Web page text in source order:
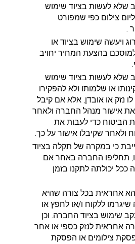
שלא לעשות בציוד שימוש
צילום כפי שמפורט
.
ויעשה שימוש בציוד או
בהצעת המחיר יחויב
שלא לעשות בציוד שימוש
או שלמותו ולא להפקירו
נזק או אובדן, אלא אם קיבל
אישור מנהל החברה ולאחר
הביטוח כדי לעבות את
ולאחר שקיבלו אישור על כך.
כי במקרה של תקלה בציוד
תחליפו החברה באחר אם
ככל יכולתה לתקנו בזמן
אחראית בכל צורה שהיא
שיגרמו ללקוח ו/או לחפץ או
שימוש בציוד החברה. וכן
אחראית לנזק כספי או אחר
צילומים או הפסקת